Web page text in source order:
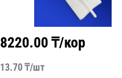
8220.00 ₸/кор
13.70₸/шт